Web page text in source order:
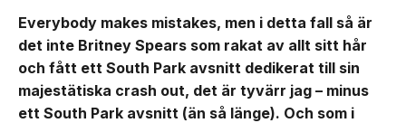
Everybody makes mistakes, men i detta fall så är
det inte Britney Spears som rakat av allt sitt hår
och fått ett South Park avsnitt dedikerat till sin
majestätiska crash out, det är tyvärr jag – minus
ett South Park avsnitt (än så länge). Och som i